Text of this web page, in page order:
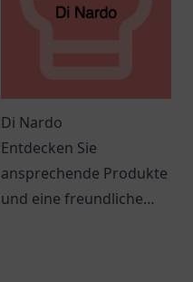
Di Nardo
Entdecken Sie
ansprechende Produkte
und eine freundliche